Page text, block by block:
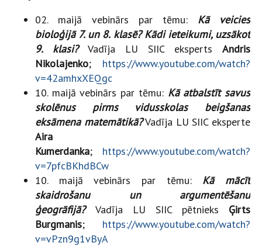
02. maijā vebinārs par tēmu: Kā veicies
bioloģijā 7. un 8. klasē? Kādi ieteikumi, uzsākot
9. klasi?Vadīja LU SIIC eksperts Andris
Nikolajenko; https://www.youtube.com/watch?
v=42amhxXEQgc
10. maijā vebinārs par tēmu: Kā atbalstīt savus
skolēnus pirms vidusskolas beigšanas
eksāmena matemātikā?Vadīja LU SIIC eksperte
Aira
Kumerdanka; https://www.youtube.com/watch?
v=7pfcBKhdBCw
10. maijā vebinārs par tēmu: Kā mācīt
skaidrošanu un argumentēšanu
ģeogrāfijā? Vadīja LU SIIC pētnieks Ģirts
Burgmanis; https://www.youtube.com/watch?
v=vPzn9g1vByA